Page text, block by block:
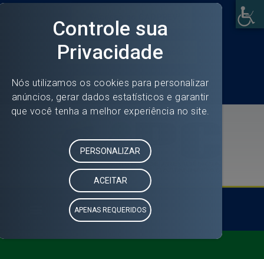
Portal da Transparência
Acesso a Informação